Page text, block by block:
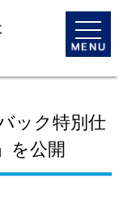
toggle
ック特別仕
を公開